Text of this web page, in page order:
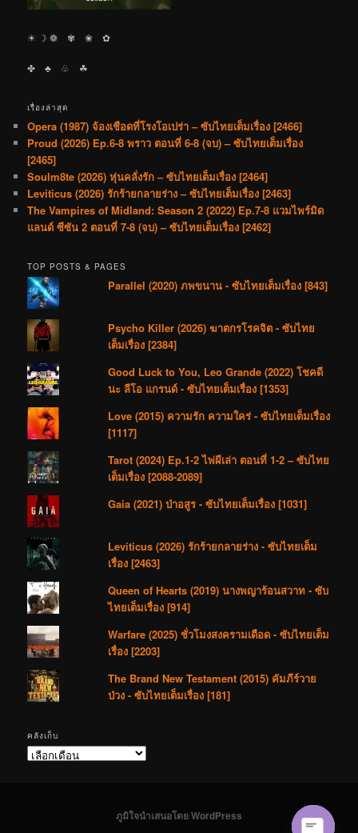
☀︎ ☽ ❁ ✾ ❀ ✿
✤ ♣︎ ♧ ☘︎
เรื่องล่าสุด
Opera (1987) จ้องเชือดที่โรงโอเปร่า – ซับไทยเต็มเรื่อง [2466]
Proud (2026) Ep.6-8 พราว ตอนที่ 6-8 (จบ) – ซับไทยเต็มเรื่อง
[2465]
Soulm8te (2026) หุ่นคลั่งรัก – ซับไทยเต็มเรื่อง [2464]
Leviticus (2026) รักร้ายกลายร่าง – ซับไทยเต็มเรื่อง [2463]
The Vampires of Midland: Season 2 (2022) Ep.7-8 แวมไพร์มิด
แลนด์ ซีซัน 2 ตอนที่ 7-8 (จบ) – ซับไทยเต็มเรื่อง [2462]
TOP POSTS & PAGES
Parallel (2020) ภพขนาน - ซับไทยเต็มเรื่อง [843]
Psycho Killer (2026) ฆาตกรโรคจิต - ซับไทย
เต็มเรื่อง [2384]
Good Luck to You, Leo Grande (2022) โชคดี
นะ ลีโอ แกรนด์ - ซับไทยเต็มเรื่อง [1353]
Love (2015) ความรัก ความใคร่ - ซับไทยเต็มเรื่อง
[1117]
Tarot (2024) Ep.1-2 ไพ่ผีเล่า ตอนที่ 1-2 – ซับไทย
เต็มเรื่อง [2088-2089]
Gaia (2021) ป่าอสูร - ซับไทยเต็มเรื่อง [1031]
Leviticus (2026) รักร้ายกลายร่าง - ซับไทยเต็ม
เรื่อง [2463]
Queen of Hearts (2019) นางพญาร้อนสวาท - ซับ
ไทยเต็มเรื่อง [914]
Warfare (2025) ชั่วโมงสงครามเดือด - ซับไทยเต็ม
เรื่อง [2203]
The Brand New Testament (2015) คัมภีร์วาย
ป่วง - ซับไทยเต็มเรื่อง [181]
คลังเก็บ
คลัง
ภูมิใจนำเสนอโดย WordPress